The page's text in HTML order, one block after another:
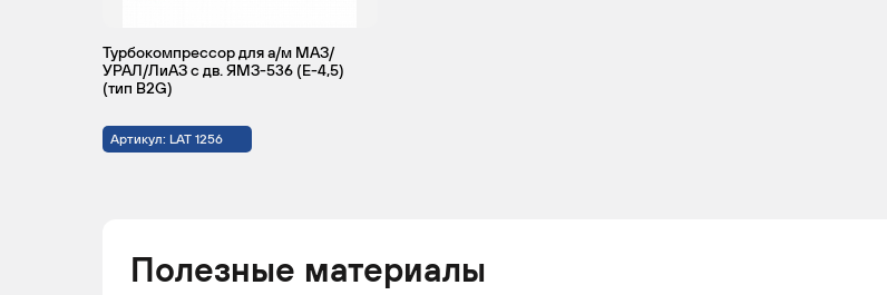
Турбокомпрессор для а/м МАЗ/
УРАЛ/ЛиАЗ с дв. ЯМЗ-536 (Е-4,5)
(тип B2G)
Артикул: LAT 1256
Полезные материалы